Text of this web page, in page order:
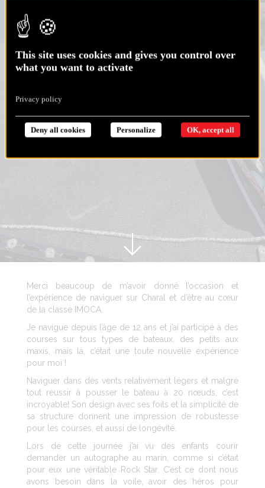
Merci beaucoup de m’avoir donné l’occasion et
l’expérience de naviguer sur Charal et d’être au cœur
de la classe IMOCA.
Je navigue depuis l’âge de 12 ans et j’ai participé à des
courses sur tous types de bateaux, des petits aux
maxis, mais là, c’était une toute nouvelle expérience
pour moi !
Naviguer dans des vents relativement légers et malgré
tout réussir à pousser le bateau à 20 nœuds, c’est
incroyable! Son design avec ses foils et la simplicité de
sa structure donnent une impression de robustesse
pour les courses, et aussi de longévité.
Lors de cette journée j’ai vu des enfants courir
demander un autographe au marin, comme si c’était
pour eux une véritable Rock Star. C’est ce dont nous
avons besoin dans la voile, avoir des héros pour
This site uses cookies and gives you control over
what you want to activate
OK, accept all
Deny all cookies Personalize
Privacy policy